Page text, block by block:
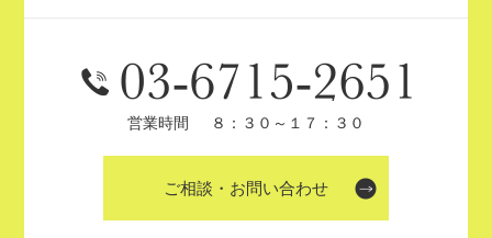
営業時間 ８：３０～１７：３０
ご相談・お問い合わせ